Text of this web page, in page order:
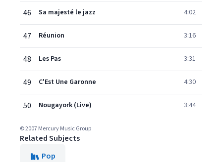
46 Sa majesté le jazz 4:02
47 Réunion 3:16
48 Les Pas 3:31
49 C'Est Une Garonne 4:30
50 Nougayork (Live) 3:44
© 2007 Mercury Music Group
Related Subjects
Pop